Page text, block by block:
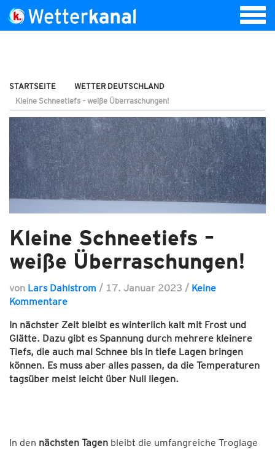
STARTSEITE
WETTER DEUTSCHLAND
Kleine Schneetiefs – weiße Überraschungen!
Kleine Schneetiefs –
weiße Überraschungen!
von Lars Dahlstrom / 17. Januar 2023 / Keine
Kommentare
In nächster Zeit bleibt es winterlich kalt mit Frost und
Glätte. Dazu gibt es Spannung durch mehrere kleinere
Tiefs, die auch mal Schnee bis in tiefe Lagen bringen
können. Es muss aber alles passen, da die Temperaturen
tagsüber meist leicht über Null liegen.
In den nächsten Tagen bleibt die umfangreiche Troglage